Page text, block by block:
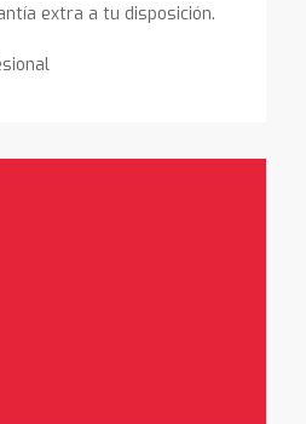
extra a tu disposición.